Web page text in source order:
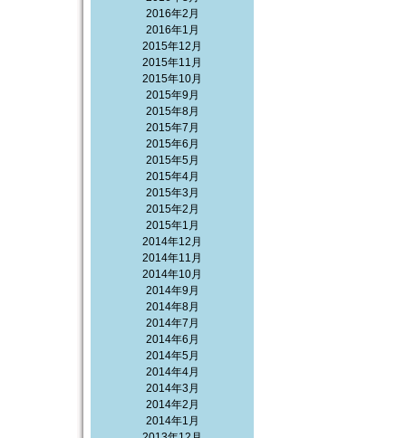
2016年2月
2016年1月
2015年12月
2015年11月
2015年10月
2015年9月
2015年8月
2015年7月
2015年6月
2015年5月
2015年4月
2015年3月
2015年2月
2015年1月
2014年12月
2014年11月
2014年10月
2014年9月
2014年8月
2014年7月
2014年6月
2014年5月
2014年4月
2014年3月
2014年2月
2014年1月